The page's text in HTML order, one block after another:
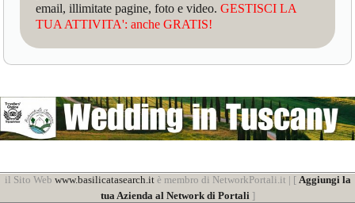
email, illimitate pagine, foto e video.GESTISCI LA
TUA ATTIVITA': anche GRATIS!
il Sito Web www.basilicatasearch.itè membro di NetworkPortali.it | [ Aggiungi la
tua Azienda al Network di Portali]